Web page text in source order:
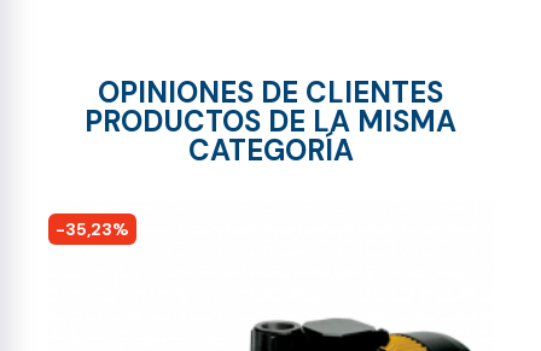
OPINIONES DE CLIENTES
PRODUCTOS DE LA MISMA
CATEGORÍA
-35,23%